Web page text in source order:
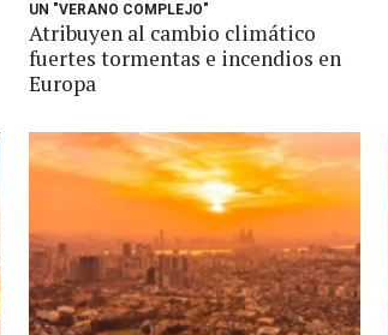
UN "VERANO COMPLEJO"
Atribuyen al cambio climático
fuertes tormentas e incendios en
Europa